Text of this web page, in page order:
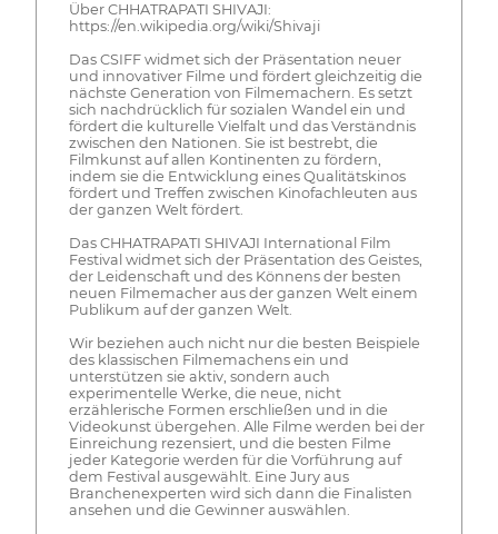
Über CHHATRAPATI SHIVAJI:
https://en.wikipedia.org/wiki/Shivaji
Das CSIFF widmet sich der Präsentation neuer
und innovativer Filme und fördert gleichzeitig die
nächste Generation von Filmemachern. Es setzt
sich nachdrücklich für sozialen Wandel ein und
fördert die kulturelle Vielfalt und das Verständnis
zwischen den Nationen. Sie ist bestrebt, die
Filmkunst auf allen Kontinenten zu fördern,
indem sie die Entwicklung eines Qualitätskinos
fördert und Treffen zwischen Kinofachleuten aus
der ganzen Welt fördert.
Das CHHATRAPATI SHIVAJI International Film
Festival widmet sich der Präsentation des Geistes,
der Leidenschaft und des Könnens der besten
neuen Filmemacher aus der ganzen Welt einem
Publikum auf der ganzen Welt.
Wir beziehen auch nicht nur die besten Beispiele
des klassischen Filmemachens ein und
unterstützen sie aktiv, sondern auch
experimentelle Werke, die neue, nicht
erzählerische Formen erschließen und in die
Videokunst übergehen. Alle Filme werden bei der
Einreichung rezensiert, und die besten Filme
jeder Kategorie werden für die Vorführung auf
dem Festival ausgewählt. Eine Jury aus
Branchenexperten wird sich dann die Finalisten
ansehen und die Gewinner auswählen.